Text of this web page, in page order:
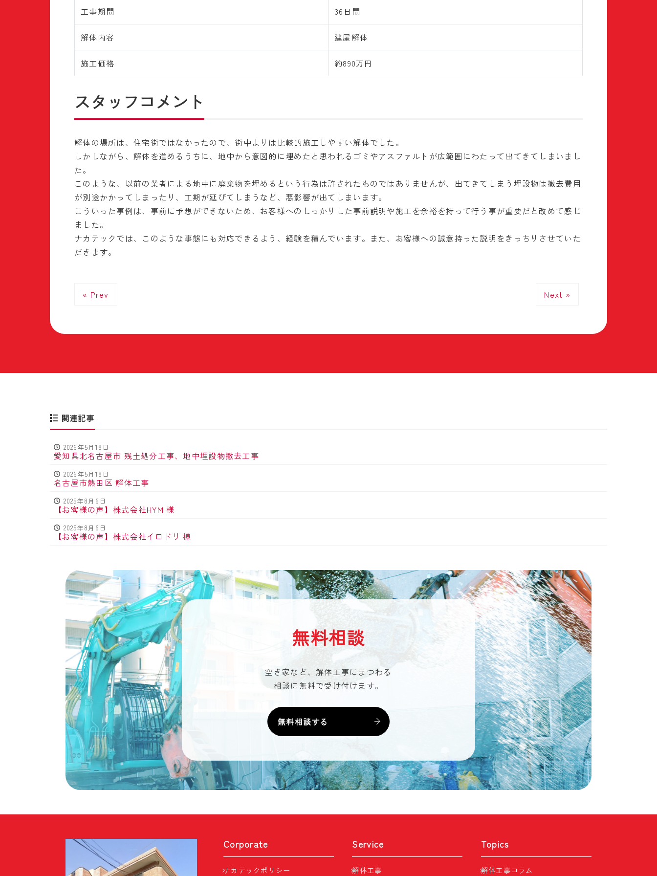
工事期間 36日間
解体内容 建屋解体
施工価格 約890万円
スタッフコメント
解体の場所は、住宅街ではなかったので、街中よりは比較的施工しやすい解体でした。
しかしながら、解体を進めるうちに、地中から意図的に埋めたと思われるゴミやアスファルトが広範囲にわたって出てきてしまいまし
た。
このような、以前の業者による地中に廃棄物を埋めるという行為は許されたものではありませんが、出てきてしまう埋設物は撤去費用
が別途かかってしまったり、工期が延びてしまうなど、悪影響が出てしまいます。
こういった事例は、事前に予想ができないため、お客様へのしっかりした事前説明や施工を余裕を持って行う事が重要だと改めて感じ
ました。
ナカテックでは、このような事態にも対応できるよう、経験を積んでいます。また、お客様への誠意持った説明をきっちりさせていた
だきます。
« Prev Next »
関連記事
2026年5月18日
愛知県北名古屋市 残土処分工事、地中埋設物撤去工事
2026年5月18日
名古屋市熱田区 解体工事
2025年8月6日
【お客様の声】株式会社HYM 様
2025年8月6日
【お客様の声】株式会社イロドリ 様
無料相談
空き家など、解体工事にまつわる
相談に無料で受け付けます。
無料相談する
Corporate
ナカテックポリシー
Service
解体工事
Topics
解体工事コラム